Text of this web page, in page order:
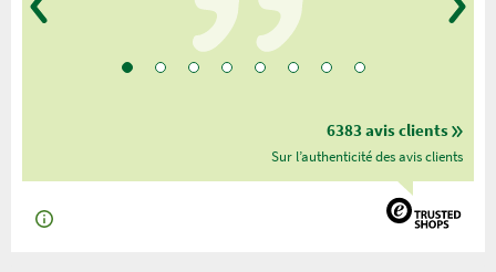
6383 avis clients
Sur l’authenticité des avis clients